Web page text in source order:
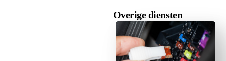
Overige diensten